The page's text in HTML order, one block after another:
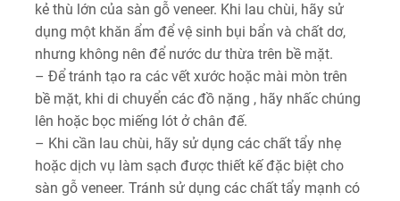
kẻ thù lớn của sàn gỗ veneer. Khi lau chùi, hãy sử
dụng một khăn ẩm để vệ sinh bụi bẩn và chất dơ,
nhưng không nên để nước dư thừa trên bề mặt.
– Để tránh tạo ra các vết xước hoặc mài mòn trên
bề mặt, khi di chuyển các đồ nặng , hãy nhấc chúng
lên hoặc bọc miếng lót ở chân đế.
– Khi cần lau chùi, hãy sử dụng các chất tẩy nhẹ
hoặc dịch vụ làm sạch được thiết kế đặc biệt cho
sàn gỗ veneer. Tránh sử dụng các chất tẩy mạnh có